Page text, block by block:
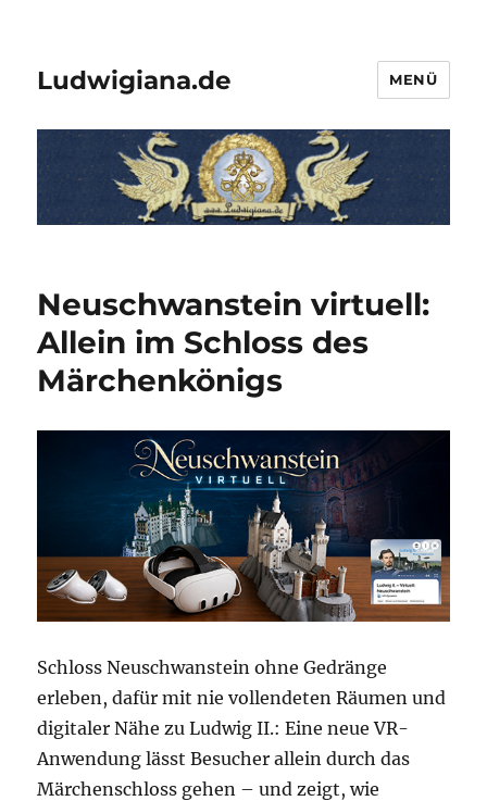
Ludwigiana.de MENÜ
Neuschwanstein virtuell:
Allein im Schloss des
Märchenkönigs
Schloss Neuschwanstein ohne Gedränge
erleben, dafür mit nie vollendeten Räumen und
digitaler Nähe zu Ludwig II.: Eine neue VR-
Anwendung lässt Besucher allein durch das
Märchenschloss gehen – und zeigt, wie